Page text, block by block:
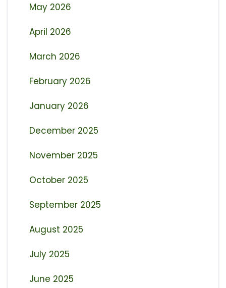
May 2026
April 2026
March 2026
February 2026
January 2026
December 2025
November 2025
October 2025
September 2025
August 2025
July 2025
June 2025